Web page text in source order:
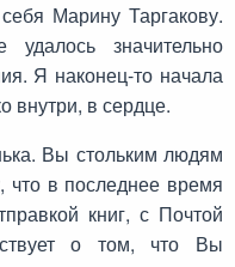
Марину Таргакову.
значительно
Я наконец-то начала
внутри, в сердце.
Вы стольким людям
что в последнее время
книг, с Почтой
о том, что Вы